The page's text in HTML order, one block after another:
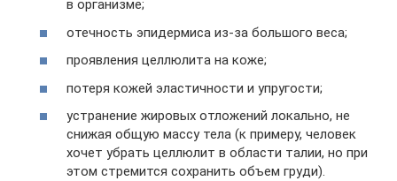
в организме;
отечность эпидермиса из-за большого веса;
проявления целлюлита на коже;
потеря кожей эластичности и упругости;
устранение жировых отложений локально, не
снижая общую массу тела (к примеру, человек
хочет убрать целлюлит в области талии, но при
этом стремится сохранить объем груди).